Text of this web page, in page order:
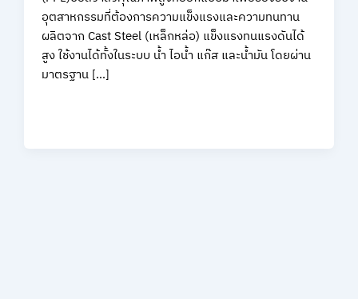
อุตสาหกรรมที่ต้องการความแข็งแรงและความทนทาน
ผลิตจาก Cast Steel (เหล็กหล่อ) แข็งแรงทนแรงดันได้
สูง ใช้งานได้ทั้งในระบบ น้ำ ไอน้ำ แก๊ส และน้ำมัน โดยผ่าน
มาตรฐาน […]